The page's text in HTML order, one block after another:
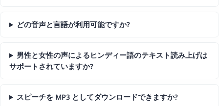
どの音声と言語が利用可能ですか?
男性と女性の声によるヒンディー語のテキスト読み上げは
サポートされていますか?
スピーチを MP3 としてダウンロードできますか?